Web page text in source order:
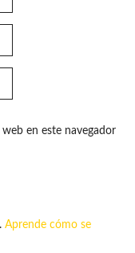
en este navegador
Aprende cómo se